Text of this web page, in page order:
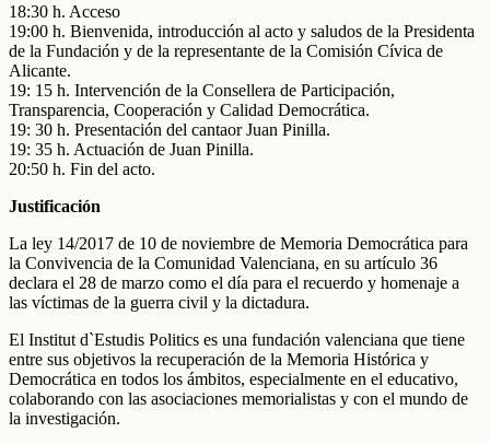
18:30 h. Acceso
19:00 h. Bienvenida, introducción al acto y saludos de la Presidenta
de la Fundación y de la representante de la Comisión Cívica de
Alicante.
19: 15 h. Intervención de la Consellera de Participación,
Transparencia, Cooperación y Calidad Democrática.
19: 30 h. Presentación del cantaor Juan Pinilla.
19: 35 h. Actuación de Juan Pinilla.
20:50 h. Fin del acto.
Justificación
La ley 14/2017 de 10 de noviembre de Memoria Democrática para
la Convivencia de la Comunidad Valenciana, en su artículo 36
declara el 28 de marzo como el día para el recuerdo y homenaje a
las víctimas de la guerra civil y la dictadura.
El Institut d`Estudis Politics es una fundación valenciana que tiene
entre sus objetivos la recuperación de la Memoria Histórica y
Democrática en todos los ámbitos, especialmente en el educativo,
colaborando con las asociaciones memorialistas y con el mundo de
la investigación.